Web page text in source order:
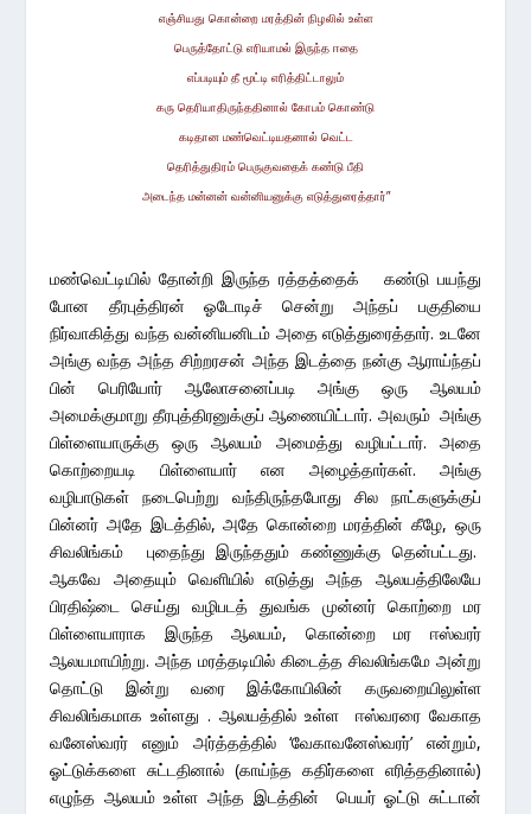
எஞ்சியது கொன்றை மரத்தின் நிழலில் உள்ள
பெருத்தோட்டு எரியாமல் இருந்த ஈதை
எப்படியும் தீ மூட்டி எரித்திட்டாலும்
கரு தெரியாதிருந்ததினால் கோபம் கொண்டு
கடிதான மண்வெட்டியதனால் வெட்ட
தெரித்துதிரம் பெருகுவதைக் கண்டு பீதி
அடைந்த மன்னன் வன்னியனுக்கு எடுத்துரைத்தார்”
மண்வெட்டியில் தோன்றி இருந்த ரத்தத்தைக் கண்டு பயந்து
போன தீரபுத்திரன் ஓடோடிச் சென்று அந்தப் பகுதியை
நிர்வாகித்து வந்த வன்னியனிடம் அதை எடுத்துரைத்தார். உடனே
அங்கு வந்த அந்த சிற்றரசன் அந்த இடத்தை நன்கு ஆராய்ந்தப்
பின் பெரியோர் ஆலோசனைப்படி அங்கு ஒரு ஆலயம்
அமைக்குமாறு தீரபுத்திரனுக்குப் ஆணையிட்டார். அவரும் அங்கு
பிள்ளையாருக்கு ஒரு ஆலயம் அமைத்து வழிபட்டார். அதை
கொற்றையடி பிள்ளையார் என அழைத்தார்கள். அங்கு
வழிபாடுகள் நடைபெற்று வந்திருந்தபோது சில நாட்களுக்குப்
பின்னர் அதே இடத்தில், அதே கொன்றை மரத்தின் கீழே, ஒரு
சிவலிங்கம் புதைந்து இருந்ததும் கண்ணுக்கு தென்பட்டது.
ஆகவே அதையும் வெளியில் எடுத்து அந்த ஆலயத்திலேயே
பிரதிஷ்டை செய்து வழிபடத் துவங்க முன்னர் கொற்றை மர
பிள்ளையாராக இருந்த ஆலயம், கொன்றை மர ஈஸ்வரர்
ஆலயமாயிற்று. அந்த மரத்தடியில் கிடைத்த சிவலிங்கமே அன்று
தொட்டு இன்று வரை இக்கோயிலின் கருவறையிலுள்ள
சிவலிங்கமாக உள்ளது . ஆலயத்தில் உள்ள ஈஸ்வரரை வேகாத
வனேஸ்வரர் எனும் அர்த்தத்தில் ‘வேகாவனேஸ்வரர்’ என்றும்,
ஓட்டுக்களை சுட்டதினால் (காய்ந்த கதிர்களை எரித்ததினால்)
எழுந்த ஆலயம் உள்ள அந்த இடத்தின் பெயர் ஓட்டு சுட்டான்